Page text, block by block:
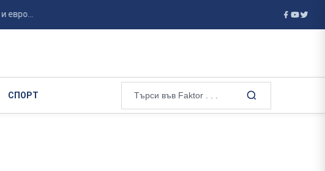
Die Welt: Ще има вълна от фалити! Унищожаването на складовете на
СПОРТ